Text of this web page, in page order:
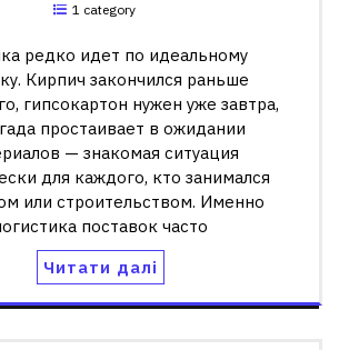
1 category
редко идет по идеальному
Кирпич закончился раньше
гипсокартон нужен уже завтра,
простаивает в ожидании
— знакомая ситуация
для каждого, кто занимался
или строительством. Именно
поставок часто
Читати далі